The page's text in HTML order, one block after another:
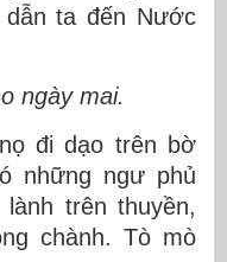
ta đến Nước
ngày mai.
đi dạo trên bờ
những ngư phủ
trên thuyền,
chành. Tò mò